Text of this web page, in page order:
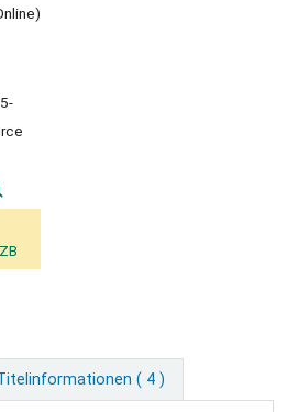
( 4 )